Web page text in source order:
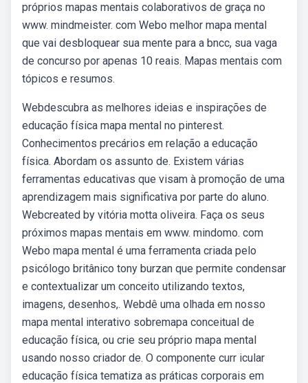
próprios mapas mentais colaborativos de graça no
www. mindmeister. com Webo melhor mapa mental
que vai desbloquear sua mente para a bncc, sua vaga
de concurso por apenas 10 reais. Mapas mentais com
tópicos e resumos.
Webdescubra as melhores ideias e inspirações de
educação física mapa mental no pinterest.
Conhecimentos precários em relação a educação
física. Abordam os assunto de. Existem várias
ferramentas educativas que visam à promoção de uma
aprendizagem mais significativa por parte do aluno.
Webcreated by vitória motta oliveira. Faça os seus
próximos mapas mentais em www. mindomo. com
Webo mapa mental é uma ferramenta criada pelo
psicólogo britânico tony burzan que permite condensar
e contextualizar um conceito utilizando textos,
imagens, desenhos,. Webdê uma olhada em nosso
mapa mental interativo sobremapa conceitual de
educação física, ou crie seu próprio mapa mental
usando nosso criador de. O componente curr icular
educação física tematiza as práticas corporais em